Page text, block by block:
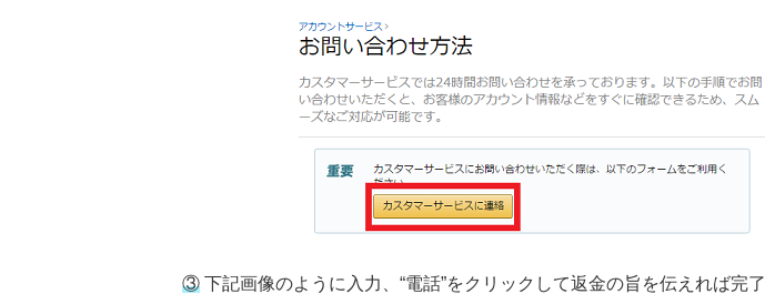
③ 下記画像のように入力、“電話”をクリックして返金の旨を伝えれば完了